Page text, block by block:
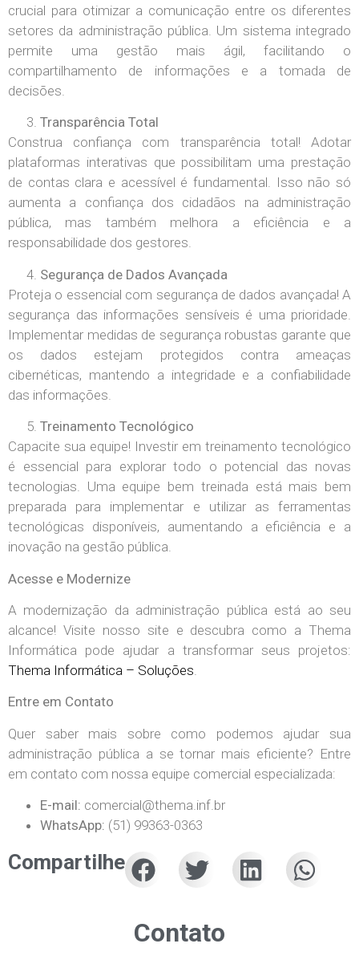
crucial para otimizar a comunicação entre os diferentes
setores da administração pública. Um sistema integrado
permite uma gestão mais ágil, facilitando o
compartilhamento de informações e a tomada de
decisões.
Transparência Total
Construa confiança com transparência total! Adotar
plataformas interativas que possibilitam uma prestação
de contas clara e acessível é fundamental. Isso não só
aumenta a confiança dos cidadãos na administração
pública, mas também melhora a eficiência e a
responsabilidade dos gestores.
Segurança de Dados Avançada
Proteja o essencial com segurança de dados avançada! A
segurança das informações sensíveis é uma prioridade.
Implementar medidas de segurança robustas garante que
os dados estejam protegidos contra ameaças
cibernéticas, mantendo a integridade e a confiabilidade
das informações.
Treinamento Tecnológico
Capacite sua equipe! Investir em treinamento tecnológico
é essencial para explorar todo o potencial das novas
tecnologias. Uma equipe bem treinada está mais bem
preparada para implementar e utilizar as ferramentas
tecnológicas disponíveis, aumentando a eficiência e a
inovação na gestão pública.
Acesse e Modernize
A modernização da administração pública está ao seu
alcance! Visite nosso site e descubra como a Thema
Informática pode ajudar a transformar seus projetos:
Thema Informática – Soluções
Entre em Contato
Quer saber mais sobre como podemos ajudar sua
administração pública a se tornar mais eficiente? Entre
em contato com nossa equipe comercial especializada:
E-mail: comercial@thema.inf.br
WhatsApp: (51) 99363-0363
Compartilhe
Contato